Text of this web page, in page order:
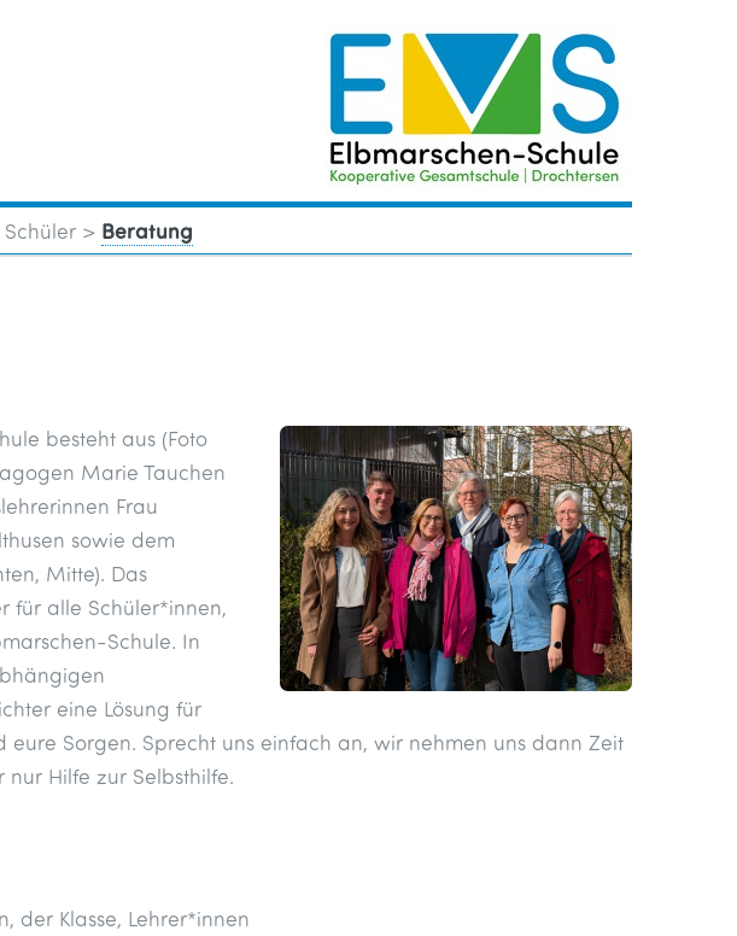
Schüler > Beratung
besteht aus (Foto
Marie Tauchen
Frau
sowie dem
Mitte). Das
für alle Schüler*innen,
Schule. In
eine Lösung für
eure Sorgen. Sprecht uns einfach an, wir nehmen uns dann Zeit
Hilfe zur Selbsthilfe.
der Klasse, Lehrer*innen